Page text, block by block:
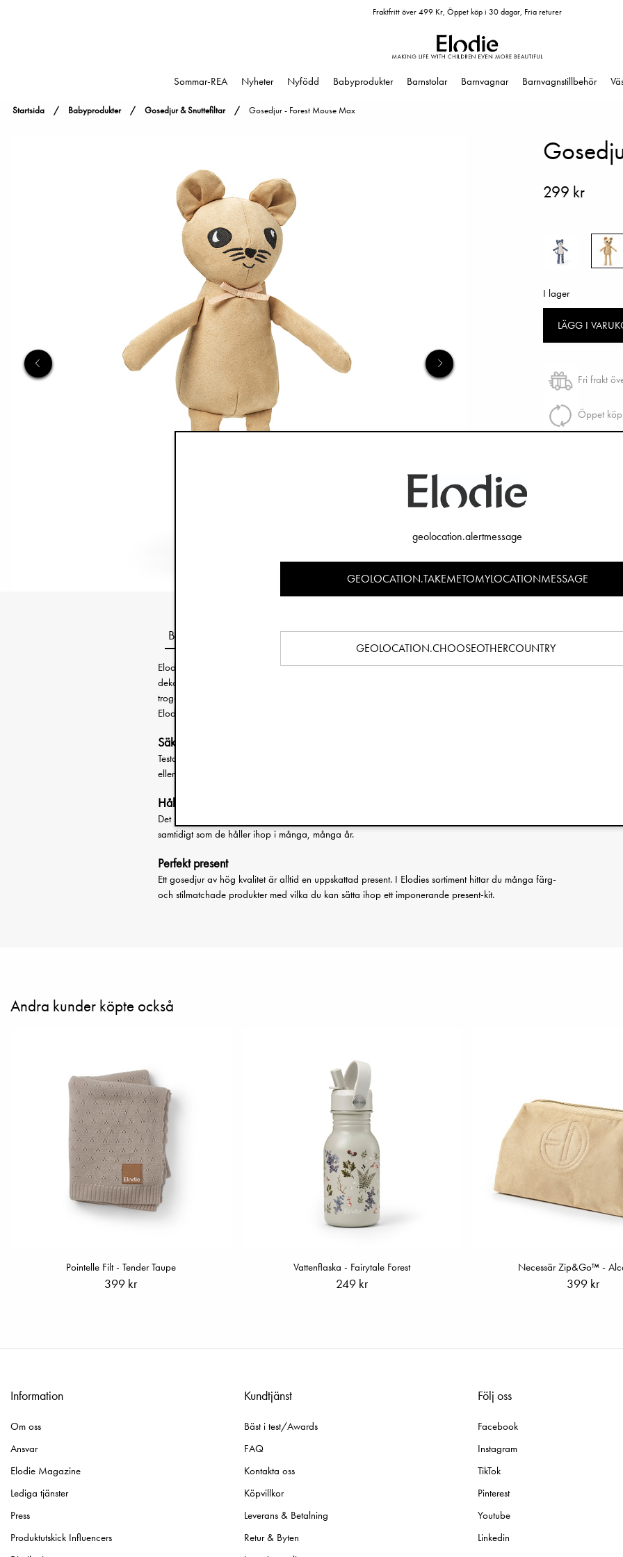
Fraktfritt över 499 Kr, Öppet köp i 30 dagar, Fria returer
Sommar-REA Nyheter Nyfödd Babyprodukter Barnstolar Barnvagnar Barnvagnstillbehör
Startsida Babyprodukter Gosedjur & Snuttefiltar Gosedjur - Forest Mouse Max
299 kr
I lager
LÄGG I
Fri frakt
Öppet
Beskrivning Specifikation
Elodies ständigt växande familj av små gosedjur är tillverkade med precisionshantverk och känsla för
dekorativa små detaljer. De är söta små följeslagare med unika personligheter. Alla är redo att bli en
trogen vän under många år och de är dessutom perfekt färgmatchade mot flera andra produkter i
Elodies sortiment så att de kan bli pricken över i på ditt utvalda present-kit.
Säkerhetstestade mjukisdjur
Testade och godkända enligt EN-71 säkerhetsstandard. Dessa gosedjur har inga löstagbara delar
eller andra potentiellt osäkra funktioner.
Hållbar kramvänlighet
Det högkvalitativa hantverket och noggrant bestämda fyllnadsmängden gör dem extra kramvänliga
samtidigt som de håller ihop i många, många år.
Perfekt present
Ett gosedjur av hög kvalitet är alltid en uppskattad present. I Elodies sortiment hittar du många färg-
och stilmatchade produkter med vilka du kan sätta ihop ett imponerande present-kit.
Andra kunder köpte också
Pointelle Filt - Tender Taupe
399 kr
Vattenflaska - Fairytale Forest
249 kr
Necessär Zip&Go™ -
399 kr
Information
Om oss
Ansvar
Elodie Magazine
Lediga tjänster
Press
Produktutskick Influencers
Kundtjänst
Bäst i test/Awards
FAQ
Kontakta oss
Köpvillkor
Leverans & Betalning
Retur & Byten
Följ oss
Facebook
Instagram
TikTok
Pinterest
Youtube
Linkedin
geolocation.alertmessage
GEOLOCATION.TAKEMETOMYLOCATIONMESSAGE
GEOLOCATION.CHOOSEOTHERCOUNTRY